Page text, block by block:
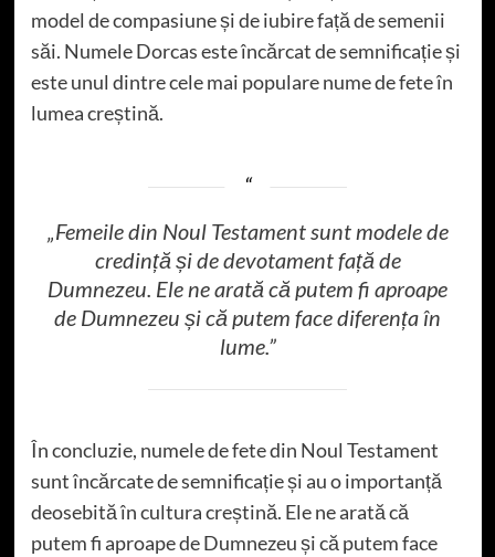
model de compasiune și de iubire față de semenii
săi. Numele Dorcas este încărcat de semnificație și
este unul dintre cele mai populare nume de fete în
lumea creștină.
„Femeile din Noul Testament sunt modele de
credință și de devotament față de
Dumnezeu. Ele ne arată că putem fi aproape
de Dumnezeu și că putem face diferența în
lume.”
În concluzie, numele de fete din Noul Testament
sunt încărcate de semnificație și au o importanță
deosebită în cultura creștină. Ele ne arată că
putem fi aproape de Dumnezeu și că putem face